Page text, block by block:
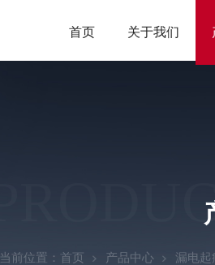
首页 关于我们
当前位置： 首页 产品中心 漏电起